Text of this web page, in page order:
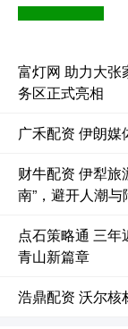
富灯网 助力大张
务区正式亮相
广禾配资 伊朗媒
财牛配资 伊犁旅
南”，避开人潮与
点石策略通 三
青山新篇章
浩鼎配资 沃尔核